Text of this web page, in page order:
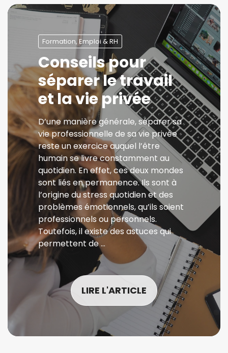
Formation, Emploi & RH
Conseils pour
séparer le travail
et la vie privée
D’une manière générale, séparer sa
vie professionnelle de sa vie privée
reste un exercice auquel l’être
humain se livre constamment au
quotidien. En effet, ces deux mondes
sont liés en permanence. Ils sont à
l’origine du stress quotidien et des
problèmes émotionnels, qu’ils soient
professionnels ou personnels.
Toutefois, il existe des astuces qui
permettent de …
LIRE L'ARTICLE